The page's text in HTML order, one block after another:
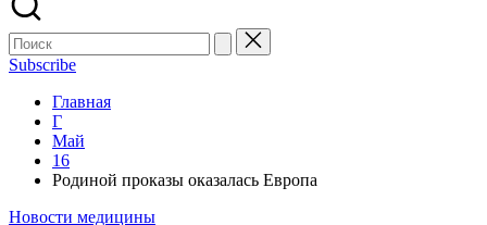
Поиск
для:
Subscribe
Главная
Г
Май
16
Родиной проказы оказалась Европа
Опубликовано
Новости медицины